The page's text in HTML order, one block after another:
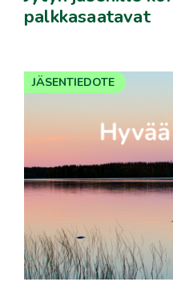
palkkasaatavat
JÄSENTIEDOTE